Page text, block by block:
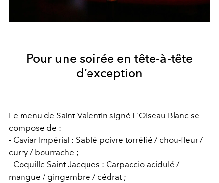
Pour une soirée en tête-à-tête
d’exception
Le menu de Saint-Valentin signé L'Oiseau Blanc se
compose de :
- Caviar Impérial : Sablé poivre torréfié / chou-fleur /
curry / bourrache ;
- Coquille Saint-Jacques : Carpaccio acidulé /
mangue / gingembre / cédrat ;